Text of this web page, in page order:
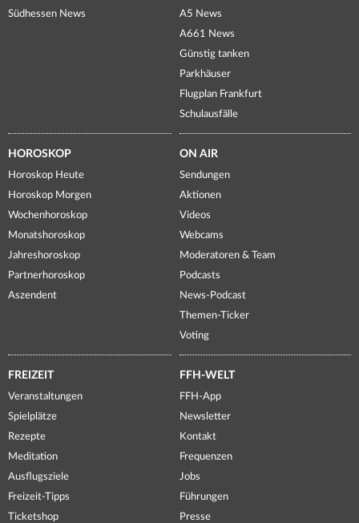
Südhessen News
A5 News
A661 News
Günstig tanken
Parkhäuser
Flugplan Frankfurt
Schulausfälle
HOROSKOP
Horoskop Heute
Horoskop Morgen
Wochenhoroskop
Monatshoroskop
Jahreshoroskop
Partnerhoroskop
Aszendent
ON AIR
Sendungen
Aktionen
Videos
Webcams
Moderatoren & Team
Podcasts
News-Podcast
Themen-Ticker
Voting
FREIZEIT
Veranstaltungen
Spielplätze
Rezepte
Meditation
Ausflugsziele
Freizeit-Tipps
Ticketshop
FFH-WELT
FFH-App
Newsletter
Kontakt
Frequenzen
Jobs
Führungen
Presse